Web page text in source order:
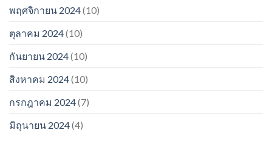
พฤศจิกายน 2024(10)
ตุลาคม 2024(10)
กันยายน 2024(10)
สิงหาคม 2024(10)
กรกฎาคม 2024(7)
มิถุนายน 2024(4)